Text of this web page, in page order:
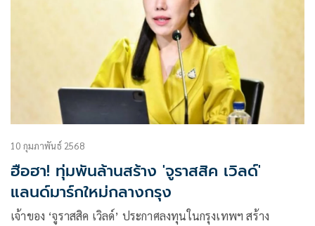
10 กุมภาพันธ์ 2568
ฮือฮา! ทุ่มพันล้านสร้าง 'จูราสสิค เวิลด์'
แลนด์มาร์กใหม่กลางกรุง
เจ้าของ ‘จูราสสิค เวิลด์’ ประกาศลงทุนในกรุงเทพฯ สร้าง